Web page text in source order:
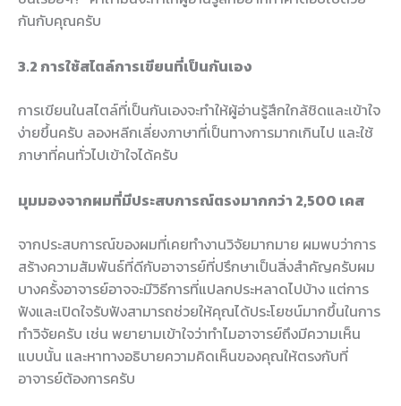
กันกับคุณครับ
3.2 การใช้สไตล์การเขียนที่เป็นกันเอง
การเขียนในสไตล์ที่เป็นกันเองจะทำให้ผู้อ่านรู้สึกใกล้ชิดและเข้าใจ
ง่ายขึ้นครับ ลองหลีกเลี่ยงภาษาที่เป็นทางการมากเกินไป และใช้
ภาษาที่คนทั่วไปเข้าใจได้ครับ
มุมมองจากผมที่มีประสบการณ์ตรงมากกว่า 2,500 เคส
จากประสบการณ์ของผมที่เคยทำงานวิจัยมากมาย ผมพบว่าการ
สร้างความสัมพันธ์ที่ดีกับอาจารย์ที่ปรึกษาเป็นสิ่งสำคัญครับผม
บางครั้งอาจารย์อาจจะมีวิธีการที่แปลกประหลาดไปบ้าง แต่การ
ฟังและเปิดใจรับฟังสามารถช่วยให้คุณได้ประโยชน์มากขึ้นในการ
ทำวิจัยครับ เช่น พยายามเข้าใจว่าทำไมอาจารย์ถึงมีความเห็น
แบบนั้น และหาทางอธิบายความคิดเห็นของคุณให้ตรงกับที่
อาจารย์ต้องการครับ